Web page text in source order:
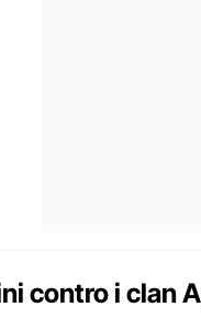
contro i clan